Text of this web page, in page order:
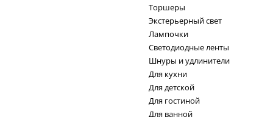
Торшеры
Экстерьерный свет
Лампочки
Светодиодные ленты
Шнуры и удлинители
Для кухни
Для детской
Для гостиной
Для ванной